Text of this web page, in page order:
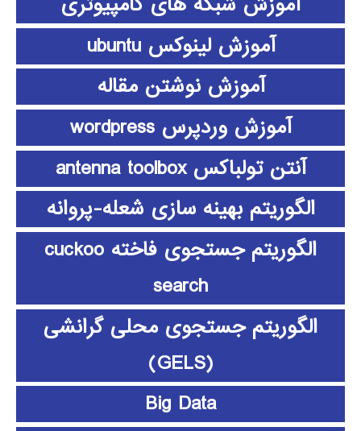
آموزش لینوکس ubuntu
آموزش نوشتن مقاله
آموزش وردپرس wordpress
آنتن تولباکس antenna toolbox
الگوریتم بهینه سازی شعله-پروانه
الگوریتم جستجوی فاخته cuckoo
search
الگوریتم جستجوی محلی گرانشی
(GELS)
Big Data